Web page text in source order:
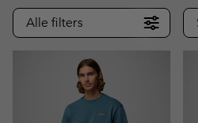
NAV
SKIP
SEARCH
Alle filters